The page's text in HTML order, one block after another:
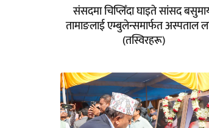
संसदमा चिप्लिँदा घाइते सांसद
तामाङलाई एम्बुलेन्समार्फत अस्पताल
(तस्विरहरू)